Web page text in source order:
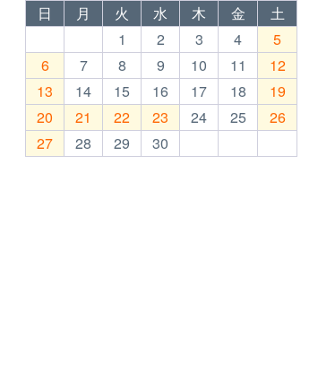
日
月 火 水 木 金
土
1
2 3 4
5
6
7 8 9 10 11
12
13
14 15 16 17 18
19
20
21 22 23 24 25
26
27
28 29 30